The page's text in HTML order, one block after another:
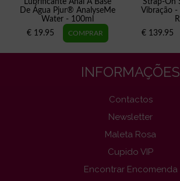
Lubrificante Anal À Base
De Água Pjur® AnalyseMe
Water - 100ml
€ 19.95
Strap-On
Vibração -
€ 139.95
INFORMAÇÕES
Contactos
Newsletter
Maleta Rosa
Cupido VIP
Encontrar Encomenda